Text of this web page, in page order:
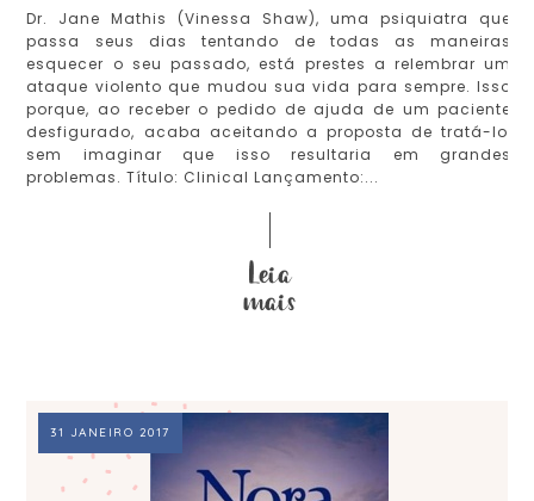
Dr. Jane Mathis (Vinessa Shaw), uma psiquiatra que
passa seus dias tentando de todas as maneiras
esquecer o seu passado, está prestes a relembrar um
ataque violento que mudou sua vida para sempre. Isso
porque, ao receber o pedido de ajuda de um paciente
desfigurado, acaba aceitando a proposta de tratá-lo,
sem imaginar que isso resultaria em grandes
problemas. Título: Clinical Lançamento:...
31 JANEIRO 2017